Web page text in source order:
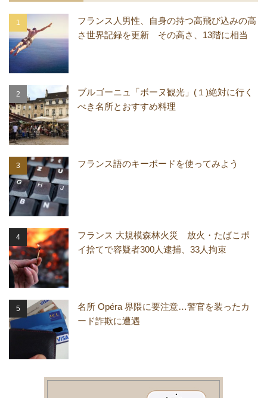
フランス人男性、自身の持つ高飛び込みの高
さ世界記録を更新 その高さ、13階に相当
ブルゴーニュ「ボーヌ観光」(１)絶対に行く
べき名所とおすすめ料理
フランス語のキーボードを使ってみよう
フランス 大規模森林火災 放火・たばこポ
イ捨てで容疑者300人逮捕、33人拘束
名所 Opéra 界隈に要注意…警官を装ったカ
ード詐欺に遭遇